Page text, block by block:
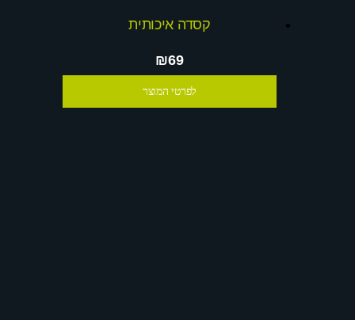
קסדה איכותית
₪69
לפרטי המוצר